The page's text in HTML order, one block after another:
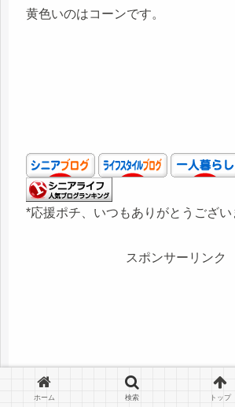
黄色いのはコーンです。
*応援ポチ、いつもありがとうござい
スポンサーリンク
ホーム 検索 トップ